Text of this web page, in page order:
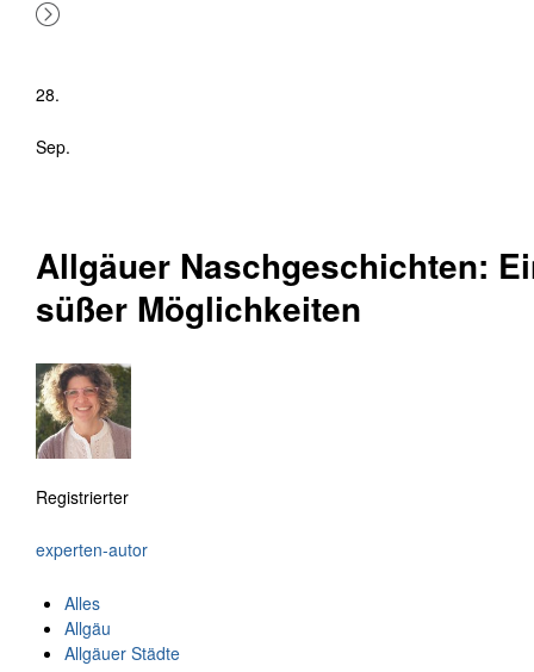
28.
Sep.
Allgäuer Naschgeschichten:
süßer Möglichkeiten
Registrierter
experten-autor
Alles
Allgäu
Allgäuer Städte